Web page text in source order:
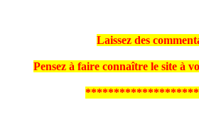
Laissez des
Pensez à faire connaître le site à